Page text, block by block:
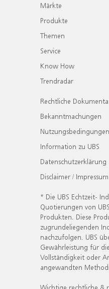
Märkte
Produkte
Themen
Service
Know How
Trendradar
Rechtliche
Bekanntmachungen
Nutzungsbedingungen
Information zu UBS
Datenschutzerklärung
Disclaimer / Impressum
* Die UBS Echtzeit-
Quotierungen von
Produkten. Diese
zugrundeliegenden
nachzufolgen. UBS
Gewährleistung für
Vollständigkeit oder
angewandten